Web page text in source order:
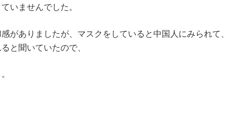
いませんでした。
がありましたが、マスクをしていると中国人にみられて、
と聞いていたので、